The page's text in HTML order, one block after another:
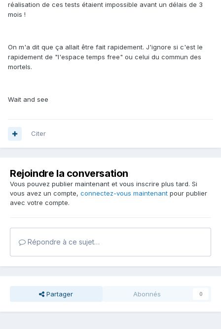
réalisation de ces tests étaient impossible avant un délais de 3
mois !
On m'a dit que ça allait être fait rapidement. J'ignore si c'est le
rapidement de "l'espace temps free" ou celui du commun des
mortels.
Wait and see
Citer
Rejoindre la conversation
Vous pouvez publier maintenant et vous inscrire plus tard. Si
vous avez un compte, connectez-vous maintenant pour publier
avec votre compte.
Répondre à ce sujet…
Partager Abonnés 0